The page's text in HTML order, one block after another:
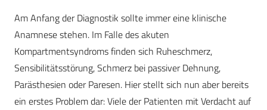
Am Anfang der Diagnostik sollte immer eine klinische
Anamnese stehen. Im Falle des akuten
Kompartmentsyndroms finden sich Ruheschmerz,
Sensibilitätsstörung, Schmerz bei passiver Dehnung,
Parästhesien oder Paresen. Hier stellt sich nun aber bereits
ein erstes Problem dar: Viele der Patienten mit Verdacht auf